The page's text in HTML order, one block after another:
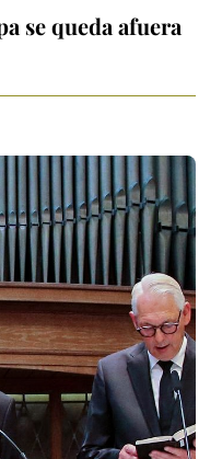
se queda afuera